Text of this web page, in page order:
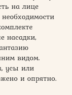
на лице
насадки,
видом.
усы или
и опрятно.